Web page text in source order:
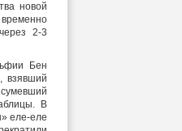
новой
временно
2-3
Бен
взявший
В
еле-еле